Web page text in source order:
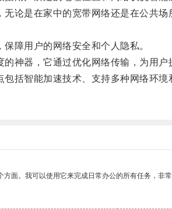
是在家中的宽带网络还是在公共场
障用户的网络安全和个人隐私。
器，它通过优化网络传输，为用户
智能加速技术、支持多种网络环境
面。我可以使用它来完成日常办公的所有任务，非常